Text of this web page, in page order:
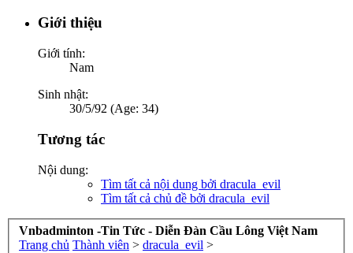
Giới thiệu
Giới tính:
Nam
Sinh nhật:
30/5/92 (Age: 34)
Tương tác
Nội dung:
Tìm tất cả nội dung bởi dracula_evil
Tìm tất cả chủ đề bởi dracula_evil
Vnbadminton -Tin Tức - Diễn Đàn Cầu Lông Việt Nam
Trang chủ Thành viên > dracula_evil >